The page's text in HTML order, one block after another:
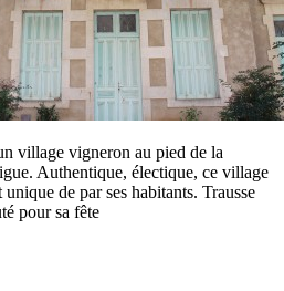
village vigneron au pied de la
Authentique, électique, ce village
de par ses habitants. Trausse
pour sa fête